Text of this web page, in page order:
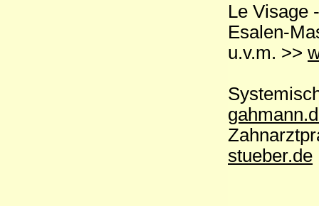
Le Visage
Esalen-
u.v.m. >>
stueber.de